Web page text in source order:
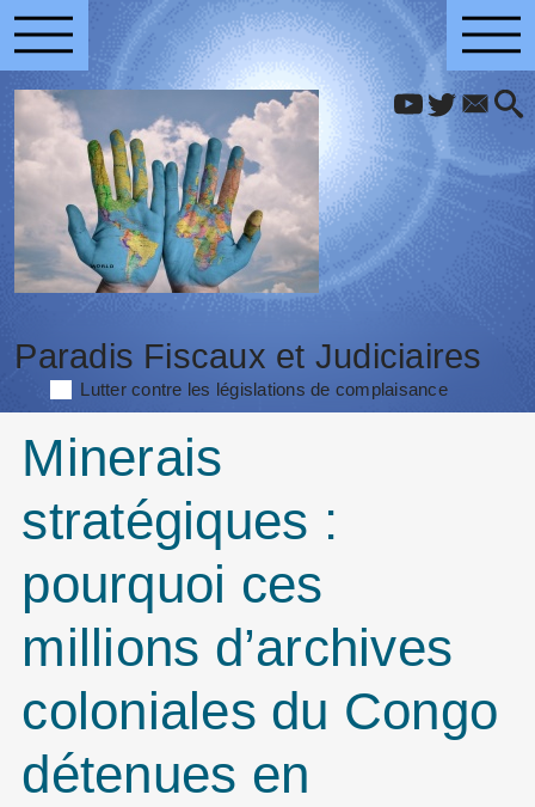
Paradis Fiscaux et Judiciaires
Lutter contre les législations de complaisance
Minerais
stratégiques :
pourquoi ces
millions d’archives
coloniales du Congo
détenues en